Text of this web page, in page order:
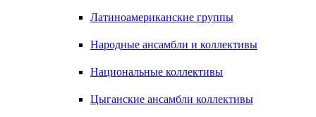
Латиноамериканские группы
Народные ансамбли и коллективы
Национальные коллективы
Цыганские ансамбли коллективы